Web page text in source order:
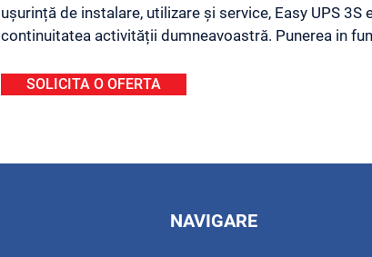
ușurință de instalare, utilizare și service, Easy UPS
continuitatea activității dumneavoastră. Punerea in
SOLICITA O OFERTA
NAVIGARE